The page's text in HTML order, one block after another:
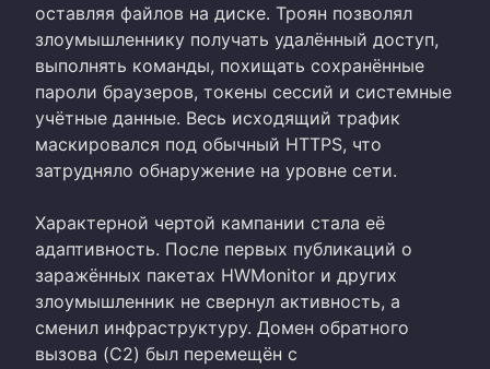
оставляя файлов на диске. Троян позволял
злоумышленнику получать удалённый доступ,
выполнять команды, похищать сохранённые
пароли браузеров, токены сессий и системные
учётные данные. Весь исходящий трафик
маскировался под обычный HTTPS, что
затрудняло обнаружение на уровне сети.
Характерной чертой кампании стала её
адаптивность. После первых публикаций о
заражённых пакетах HWMonitor и других
злоумышленник не свернул активность, а
сменил инфраструктуру. Домен обратного
вызова (C2) был перемещён с